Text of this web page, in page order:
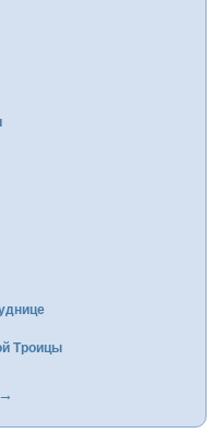
Троицы
→